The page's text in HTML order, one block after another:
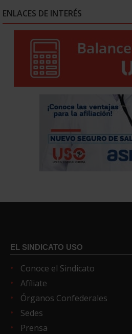
ENLACES DE INTERÉS
EL SINDICATO USO
Conoce el Sindicato
Afíliate
Órganos Confederales
Sedes
Prensa